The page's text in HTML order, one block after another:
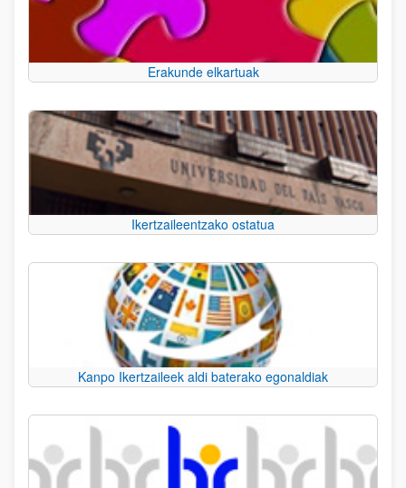
Erakunde elkartuak
Ikertzaileentzako ostatua
Kanpo Ikertzaileek aldi baterako egonaldiak